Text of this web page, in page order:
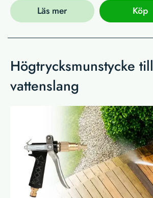
Läs mer Köp
Högtrycksmunstycke till
vattenslang